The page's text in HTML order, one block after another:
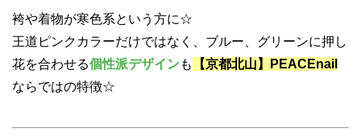
袴や着物が寒色系という方に☆
王道ピンクカラーだけではなく、ブルー、グリーンに押し
花を合わせる個性派デザインも
【京都北山】PEACEnail
ならではの特徴☆